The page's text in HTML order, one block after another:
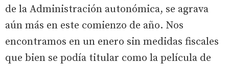
de la Administración autonómica, se agrava
aún más en este comienzo de año. Nos
encontramos en un enero sin medidas fiscales
que bien se podía titular como la película de